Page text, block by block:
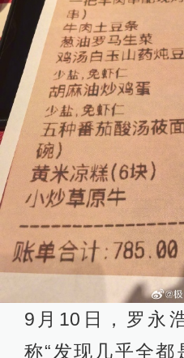
9月10日，罗永
称“发现几乎全都